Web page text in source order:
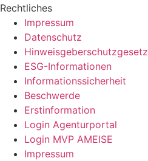
Rechtliches
Impressum
Datenschutz
Hinweisgeberschutzgesetz
ESG-Informationen
Informationssicherheit
Beschwerde
Erstinformation
Login Agenturportal
Login MVP AMEISE
Impressum